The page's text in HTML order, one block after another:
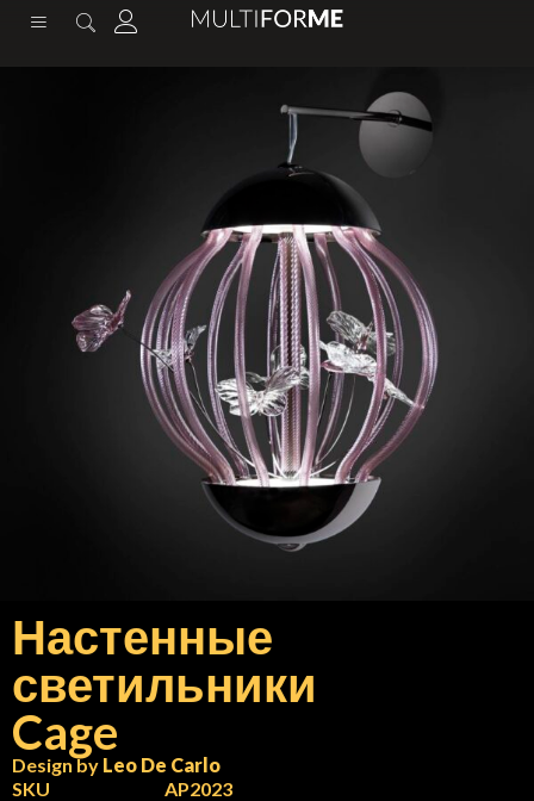
содержимому
IT
Cage
Design by Leo De Carlo
Настенные
светильники
SKU
AP2023